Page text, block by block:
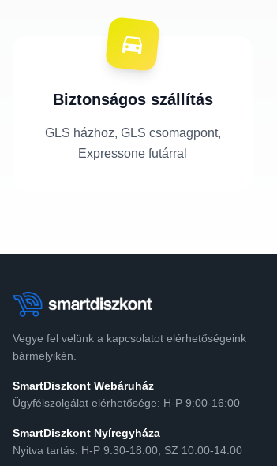
Biztonságos szállítás
GLS házhoz, GLS csomagpont,
Expressone futárral
Vegye fel velünk a kapcsolatot elérhetőségeink
bármelyikén.
SmartDiszkont Webáruház
Ügyfélszolgálat elérhetősége: H-P 9:00-16:00
SmartDiszkont Nyíregyháza
Nyitva tartás: H-P 9:30-18:00, SZ 10:00-14:00